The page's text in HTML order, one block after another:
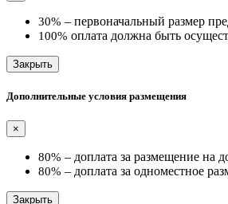
30% – первоначальный размер
100% оплата должна быть
Закрыть
Дополнительные условия размещения
×
80% – доплата за размещение на
80% – доплата за одноместное
Закрыть